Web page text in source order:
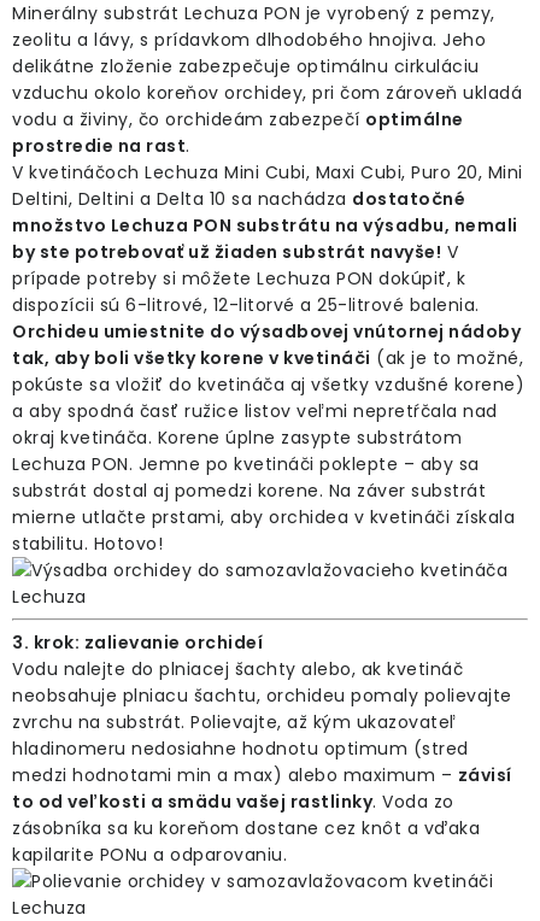
Minerálny substrát Lechuza PON je vyrobený z pemzy,
zeolitu a lávy, s prídavkom dlhodobého hnojiva. Jeho
delikátne zloženie zabezpečuje optimálnu cirkuláciu
vzduchu okolo koreňov orchidey, pri čom zároveň ukladá
vodu a živiny, čo orchideám zabezpečí optimálne
prostredie na rast.
V kvetináčoch Lechuza Mini Cubi, Maxi Cubi, Puro 20, Mini
Deltini, Deltini a Delta 10 sa nachádza dostatočné
množstvo Lechuza PON substrátu na výsadbu, nemali
by ste potrebovať už žiaden substrát navyše! V
prípade potreby si môžete Lechuza PON dokúpiť, k
dispozícii sú 6-litrové, 12-litorvé a 25-litrové balenia.
Orchideu umiestnite do výsadbovej vnútornej nádoby
tak, aby boli všetky korene v kvetináči (ak je to možné,
pokúste sa vložiť do kvetináča aj všetky vzdušné korene)
a aby spodná časť ružice listov veľmi nepretŕčala nad
okraj kvetináča. Korene úplne zasypte substrátom
Lechuza PON. Jemne po kvetináči poklepte – aby sa
substrát dostal aj pomedzi korene. Na záver substrát
mierne utlačte prstami, aby orchidea v kvetináči získala
stabilitu. Hotovo!
3. krok: zalievanie orchideí
Vodu nalejte do plniacej šachty alebo, ak kvetináč
neobsahuje plniacu šachtu, orchideu pomaly polievajte
zvrchu na substrát. Polievajte, až kým ukazovateľ
hladinomeru nedosiahne hodnotu optimum (stred
medzi hodnotami min a max) alebo maximum – závisí
to od veľkosti a smädu vašej rastlinky. Voda zo
zásobníka sa ku koreňom dostane cez knôt a vďaka
kapilarite PONu a odparovaniu.